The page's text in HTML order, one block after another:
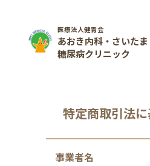
医療法人健青会
あおき内科・さいたま
糖尿病クリニック
特定商取引法
事業者名